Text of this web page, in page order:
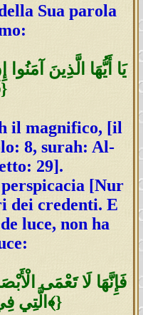
Sua parola
فُرْقَانًا}
il magnifico, [il
8, surah: Al-
29].
[Nur
dei credenti. E
luce, non ha
الَّتِي فِي الصُّدُورِ ﴿٤٦﴾}